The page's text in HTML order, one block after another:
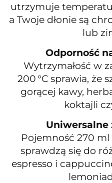
utrzymuje
a Twoje dłonie są
lub
Odporność
Wytrzymałość w
200 °C sprawia, że
gorącej kawy,
koktajli
Uniwersalne
Pojemność 270 ml
sprawdzą się do
espresso i